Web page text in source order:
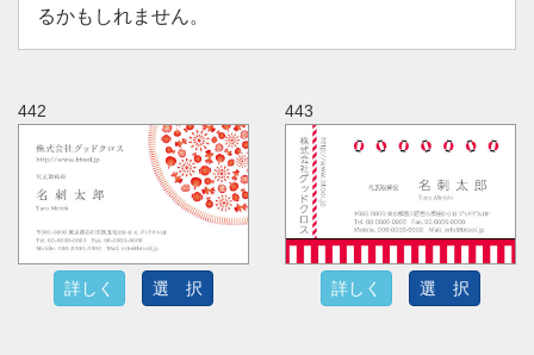
るかもしれません。
442
詳しく 選 択
443
詳しく 選 択